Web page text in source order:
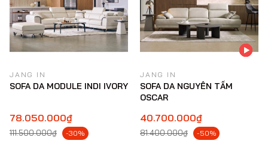
JANG IN
SOFA DA MODULE INDI IVORY
78.050.000₫
111.500.000₫ -30%
JANG IN
SOFA DA NGUYÊN TẤM
OSCAR
40.700.000₫
81.400.000₫ -50%